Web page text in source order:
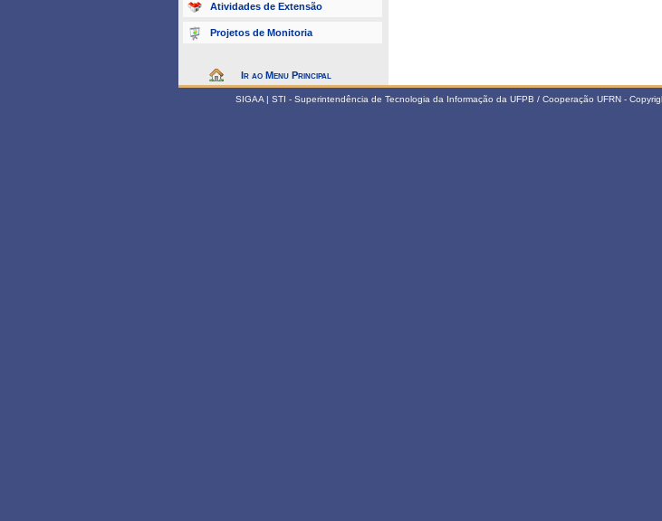
Atividades de Extensão
Projetos de Monitoria
Ir ao Menu Principal
SIGAA | STI - Superintendência de Tecnologia da Informação da UFPB / Cooperação UFRN -